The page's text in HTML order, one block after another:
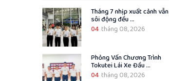
Tháng 7 nhịp xuất cảnh vẫn
sôi động đều ...
04 tháng 08, 2026
Phỏng Vấn Chương Trình
Tokutei Lái Xe Đầu ...
04 tháng 08, 2026